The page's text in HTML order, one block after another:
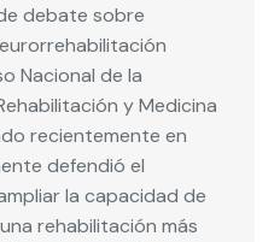
debate sobre
Nacional de la
y Medicina
recientemente en
defendió el
la capacidad de
rehabilitación más